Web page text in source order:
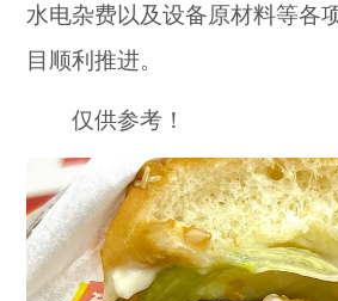
水电杂费以及设备原材料等各
目顺利推进。
仅供参考！